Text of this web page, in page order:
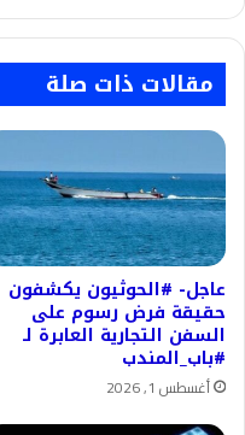
جوي
مقالات ذات صلة
عاجل- #الحوثيون يكشفون
حقيقة فرض رسوم على
السفن التجارية العابرة لـ
#باب_المندب
أغسطس 1, 2026